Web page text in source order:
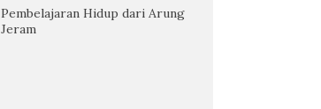
Pembelajaran Hidup dari Arung
Jeram